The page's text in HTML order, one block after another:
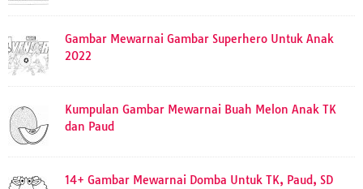
Gambar Mewarnai Gambar Superhero Untuk Anak
2022
Kumpulan Gambar Mewarnai Buah Melon Anak TK
dan Paud
14+ Gambar Mewarnai Domba Untuk TK, Paud, SD